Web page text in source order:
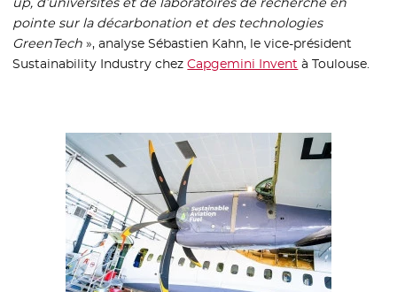
pointe sur la décarbonation et des technologies
GreenTech », analyse Sébastien Kahn, le vice-président
Sustainability Industry chezCapgemini Invent - Nouvelle
à Toulouse.